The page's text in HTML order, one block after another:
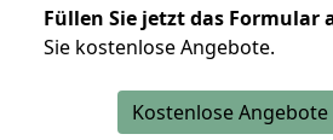
Füllen Sie jetzt das Formular
Sie kostenlose Angebote.
Kostenlose